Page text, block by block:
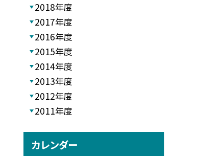
2018年度
2017年度
2016年度
2015年度
2014年度
2013年度
2012年度
2011年度
カレンダー